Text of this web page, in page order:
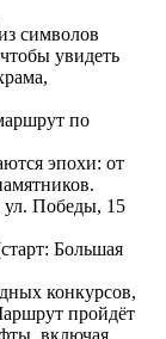
символов
увидеть
по
эпохи: от
ул. Победы, 15
Большая
конкурсов,
пройдёт
включая